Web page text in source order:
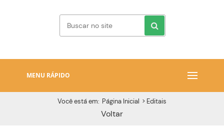
MENU RÁPIDO
Você está em: Página Inicial > Editais
Voltar